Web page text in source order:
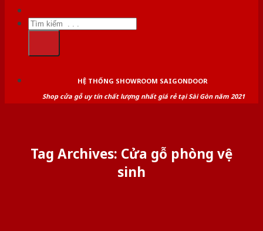
Tìm
kiếm:
HỆ THỐNG SHOWROOM SAIGONDOOR
Shop cửa gỗ uy tín chất lượng nhất giá rẻ tại Sài Gòn năm 2021
Tag Archives: Cửa gỗ phòng vệ
sinh